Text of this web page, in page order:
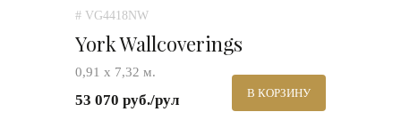
# VG4418NW
York Wallcoverings
0,91 х 7,32 м.
53 070 руб./рул В КОРЗИНУ